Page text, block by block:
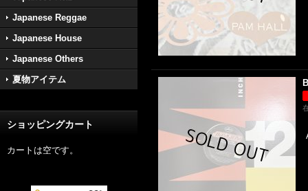
Japanese Reggae
Japanese House
Japanese Others
夏物アイテム
ショッピングカート
カートは空です。